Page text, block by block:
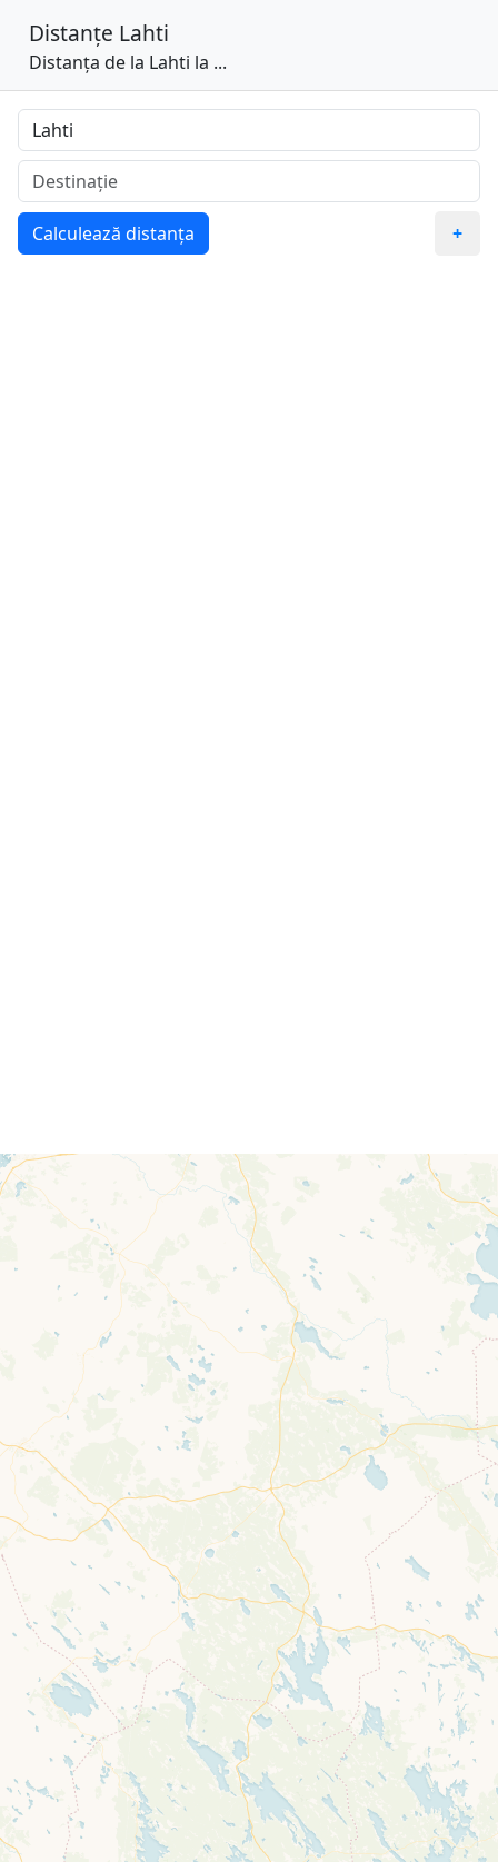
Distanțe Lahti
Distanța de la Lahti la ...
Calculează distanța +